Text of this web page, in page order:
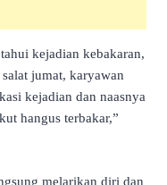
kejadian kebakaran,
jumat, karyawan
kejadian dan naasnya
hangus terbakar,”
melarikan diri dan